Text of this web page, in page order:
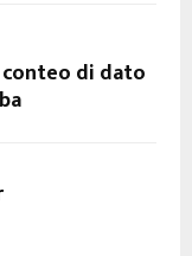
di dato